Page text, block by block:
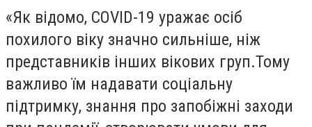
«Як відомо, COVID-19 уражає осіб
похилого віку значно сильніше, ніж
представників інших вікових груп.Тому
важливо їм надавати соціальну
підтримку, знання про запобіжні заходи